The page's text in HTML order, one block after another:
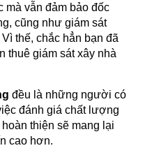
vẫn đảm bảo đốc
cũng như giám sát
thế, chắc hẳn bạn đã
thuê giám sát xây nhà
đều là những người có
đánh giá chất lượng
thiện sẽ mang lại
cao hơn.